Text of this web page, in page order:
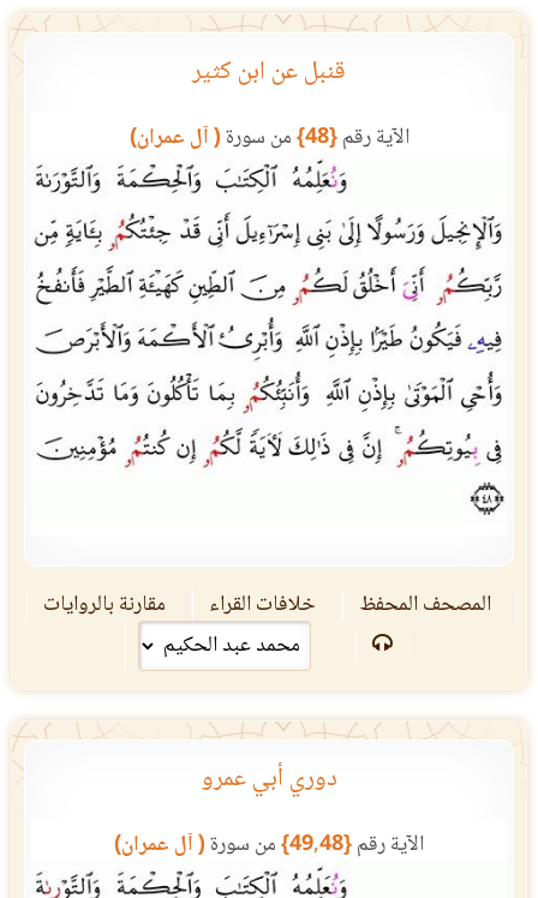
قنبل عن ابن كثير
الآية رقم{48} من سورة( آل عمران)
المصحف المحفظ خلافات القراء مقارنة بالروايات
دوري أبي عمرو
الآية رقم{49,48} من سورة( آل عمران)